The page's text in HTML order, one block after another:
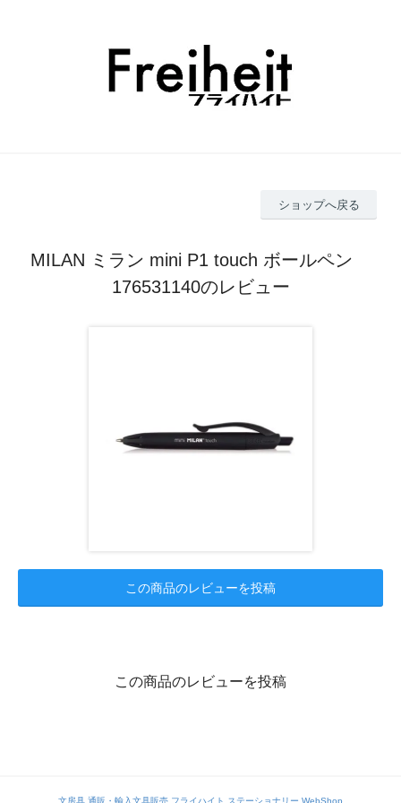
ショップへ戻る
MILAN ミラン mini P1 touch ボールペン
176531140のレビュー
この商品のレビューを投稿
この商品のレビューを投稿
文房具 通販・輸入文具販売 フライハイト ステーショナリー WebShop